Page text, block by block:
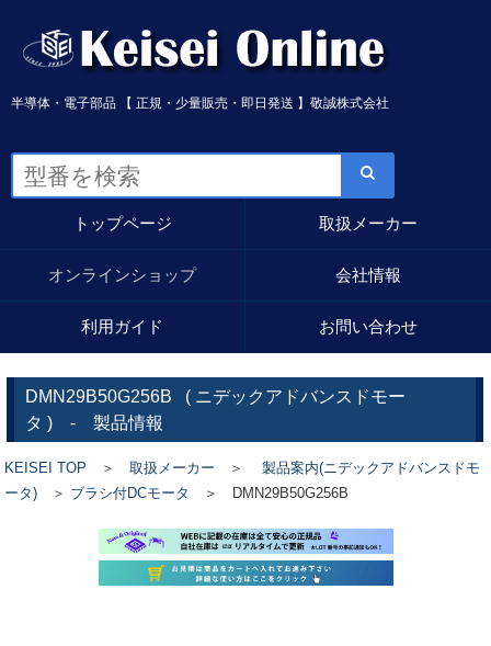
半導体・電子部品 【 正規・少量販売・即日発送 】敬誠株式会社
トップページ 取扱メーカー
オンラインショップ 会社情報
利用ガイド お問い合わせ
DMN29B50G256B ( ニデックアドバンスドモー
タ ) - 製品情報
KEISEI TOP ＞取扱メーカー ＞
製品案内(ニデックアドバンスドモ
ータ) ＞ ブラシ付DCモータ ＞ DMN29B50G256B